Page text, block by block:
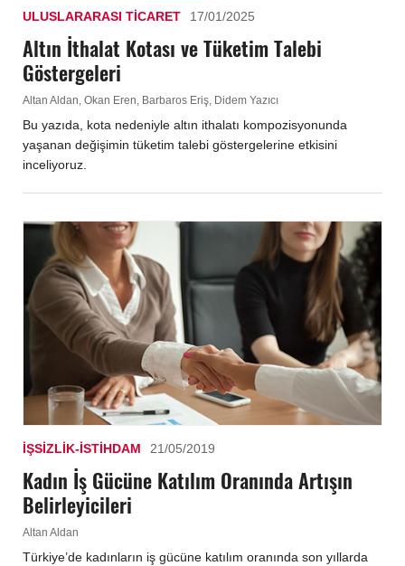
ULUSLARARASI TICARET 17/01/2025
Altın İthalat Kotası ve Tüketim Talebi
Göstergeleri
Altan Aldan, Okan Eren, Barbaros Eriş, Didem Yazıcı
Bu yazıda, kota nedeniyle altın ithalatı kompozisyonunda
yaşanan değişimin tüketim talebi göstergelerine etkisini
inceliyoruz.
İŞSIZLIK-İSTIHDAM 21/05/2019
Kadın İş Gücüne Katılım Oranında Artışın
Belirleyicileri
Altan Aldan
Türkiye’de kadınların iş gücüne katılım oranında son yıllarda